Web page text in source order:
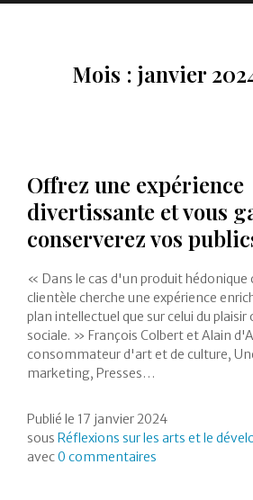
Mois : janvier
Offrez une expérience
divertissante et vous
conserverez vos
« Dans le cas d'un produit
clientèle cherche une expérience
plan intellectuel que sur celui du
sociale. » François Colbert et Alain
consommateur d'art et de culture,
marketing, Presses…
Publié le 17 janvier 2024
sous Réflexions sur les arts et le
avec0 commentaires